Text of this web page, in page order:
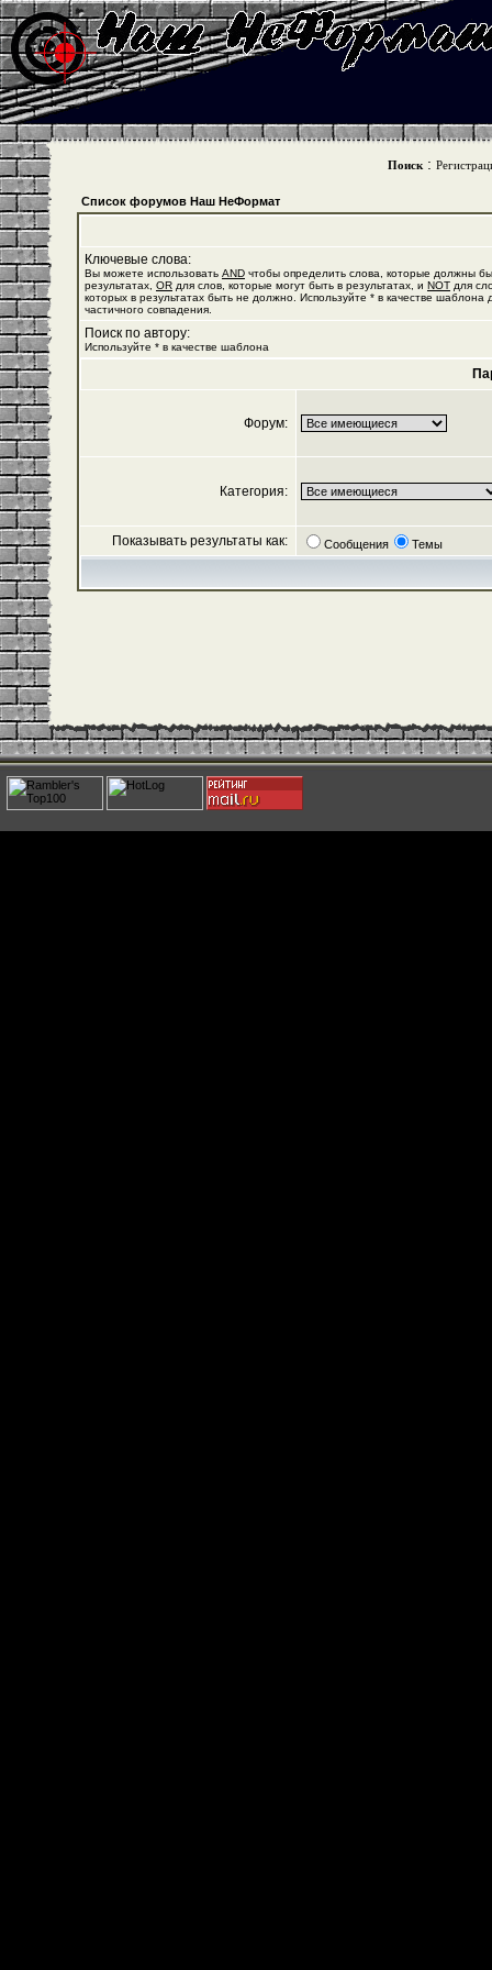
Поиск :
Список форумов Наш НеФормат
Ключевые слова:
Вы можете использовать AND чтобы определить слова, которые должны
результатах, OR для слов, которые могут быть в результатах, и NOT для
которых в результатах быть не должно. Используйте * в качестве шаблона
частичного совпадения.
Поиск по автору:
Используйте * в качестве шаблона
Форум:
Категория:
Показывать результаты как: Сообщения Темы